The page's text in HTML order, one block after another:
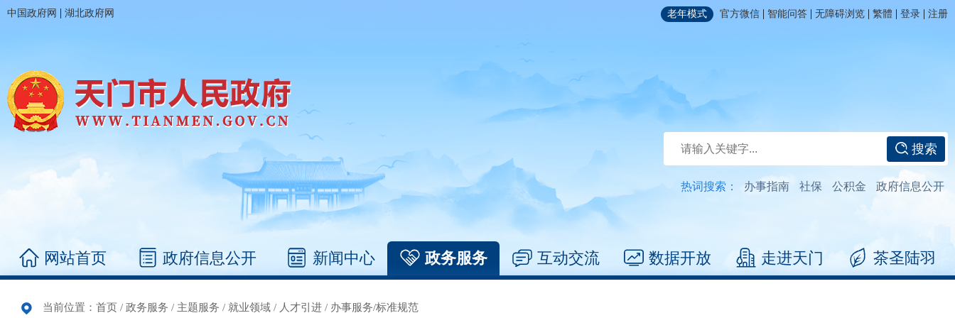
中国政府网 | 湖北政府网 老年模式 官方微信 | 智能问答 | 无障碍浏览 | 繁體 | 登录 | 注册
搜索
热词搜索： 办事指南 社保 公积金 政府信息公开
网站首页 政府信息公开 新闻中心 政务服务 互动交流 数据开放 走进天门 茶圣陆羽
当前位置： 首页 / 政务服务 / 主题服务 / 就业领域 / 人才引进 / 办事服务/标准规范